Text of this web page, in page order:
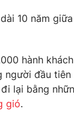
10 năm
hành
người đầu
lại bằng
gió.